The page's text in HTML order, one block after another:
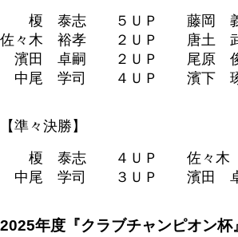
榎 泰志 ５ＵＰ 藤岡
佐々木 裕孝 ２ＵＰ 唐土
濱田 卓嗣 ２ＵＰ 尾原
中尾 学司 ４ＵＰ 濱下
【準々決勝】
榎 泰志 ４ＵＰ 佐々木
中尾 学司 ３ＵＰ 濱田
2025年度『クラブチャンピオン杯